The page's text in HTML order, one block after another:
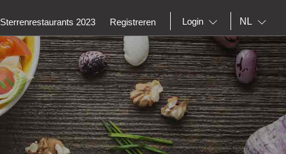
Sterrenrestaurants 2023 Registreren Login NL